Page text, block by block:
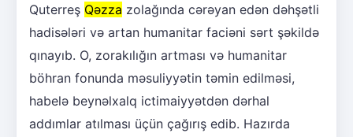
Quterreş Qəzza zolağında cərəyan edən dəhşətli
hadisələri və artan humanitar faciəni sərt şəkildə
qınayıb. O, zorakılığın artması və humanitar
böhran fonunda məsuliyyətin təmin edilməsi,
habelə beynəlxalq ictimaiyyətdən dərhal
addımlar atılması üçün çağırış edib. Hazırda